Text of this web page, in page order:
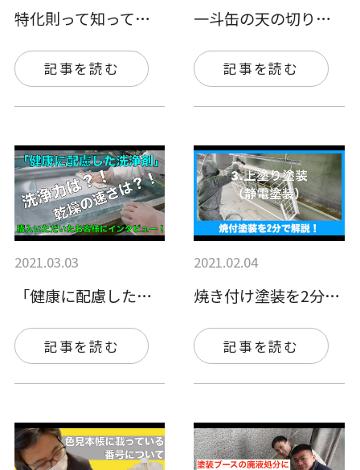
特化則って知ってる？！
記事を読む
一斗缶の天の切り方、ご存知ですか？
記事を読む
2021.03.03
「健康に配慮した洗浄剤」洗浄力は！？乾燥…
記事を読む
2021.02.04
焼き付け塗装を2分で解説！
記事を読む